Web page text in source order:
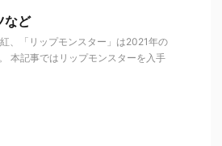
など
、「リップモンスター」は2021年の
本記事ではリップモンスターを入手